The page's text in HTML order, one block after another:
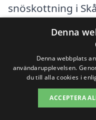
snöskottning i
faktorer, och att
kan hjälpa dig
Genom att
tillgängliga kan
prisvärd
Denna
Denna webbplats
användarupplevelsen.
du till alla cookies i
ACCEPTERA